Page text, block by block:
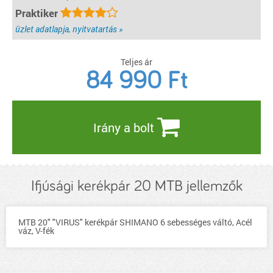
Praktiker
üzlet adatlapja, nyitvatartás »
Teljes ár
84 990 Ft
Irány a bolt
Ifjúsági kerékpár 20 MTB jellemzők
MTB 20" "VIRUS" kerékpár SHIMANO 6 sebességes váltó, Acél
váz, V-fék